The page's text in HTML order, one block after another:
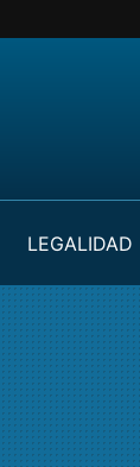
LEGALIDAD